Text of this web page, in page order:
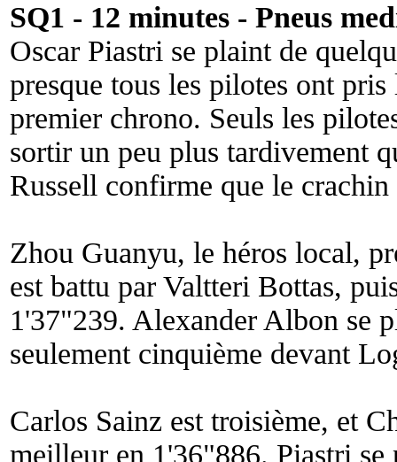
SQ1 - 12 minutes - Pneus
Oscar Piastri se plaint de
presque tous les pilotes ont
premier chrono. Seuls les
sortir un peu plus tardivement
Russell confirme que le crachin
Zhou Guanyu, le héros local,
est battu par Valtteri Bottas,
1'37"239. Alexander Albon se
seulement cinquième devant
Carlos Sainz est troisième, et
meilleur en 1'36"886. Piastri se